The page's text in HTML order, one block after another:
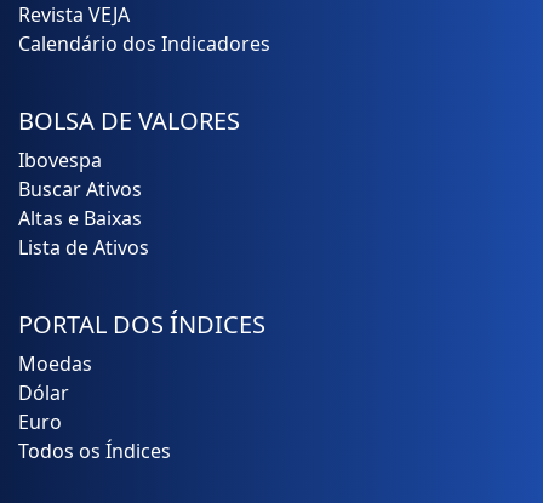
Revista VEJA
Calendário dos Indicadores
BOLSA DE VALORES
Ibovespa
Buscar Ativos
Altas e Baixas
Lista de Ativos
PORTAL DOS ÍNDICES
Moedas
Dólar
Euro
Todos os Índices